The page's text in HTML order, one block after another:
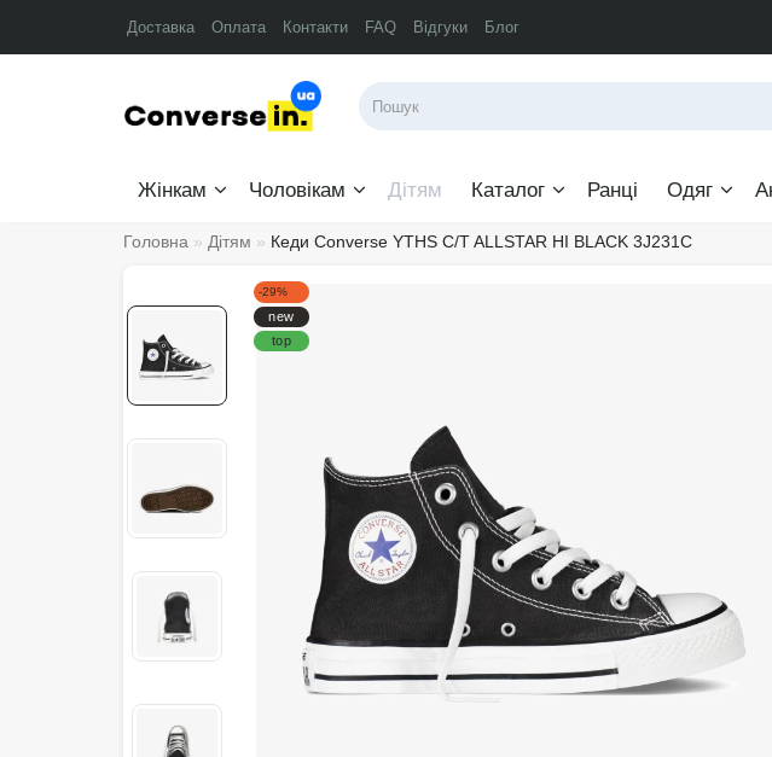
Доставка Оплата Контакти FAQ Відгуки Блог
Жінкам Чоловікам Дітям Каталог Ранці Одяг
Головна Дітям Кеди Converse YTHS C/T ALLSTAR HI BLACK 3J231C
-29%
new
top